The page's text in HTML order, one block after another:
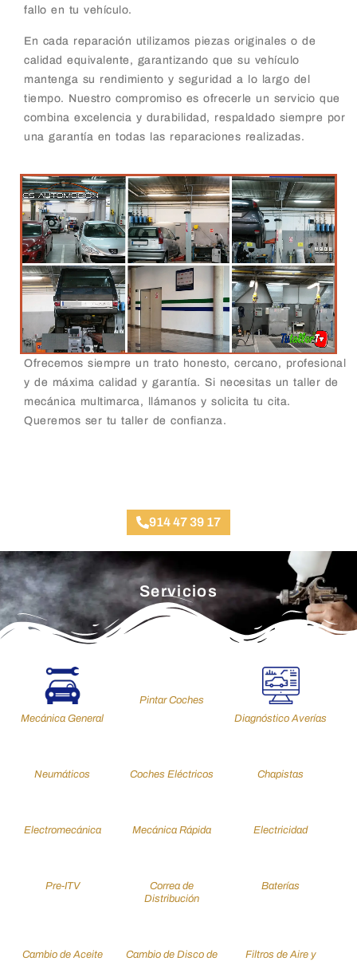
Ofrecemos siempre un trato honesto, cercano, profesional
y de máxima calidad y garantía. Si necesitas un taller de
mecánica multimarca, llámanos y solicita tu cita.
Queremos ser tu taller de confianza.
fallo en tu vehículo.
En cada reparación utilizamos piezas originales o de
calidad equivalente, garantizando que su vehículo
mantenga su rendimiento y seguridad a lo largo del
tiempo. Nuestro compromiso es ofrecerle un servicio que
combina excelencia y durabilidad, respaldado siempre por
una garantía en todas las reparaciones realizadas.
914 47 39 17
Servicios
Mecánica General
Pintar Coches
Diagnóstico Averías
Neumáticos Coches Eléctricos Chapistas
Electromecánica Mecánica Rápida Electricidad
Pre-ITV
Correa de
Distribución
Baterías
Cambio de Aceite
Cambio de Disco de
Filtros de Aire y